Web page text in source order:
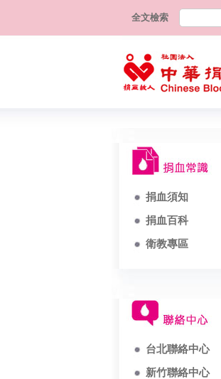
全文檢索
捐血須知
捐血百科
衛教專區
台北聯絡中心
新竹聯絡中心